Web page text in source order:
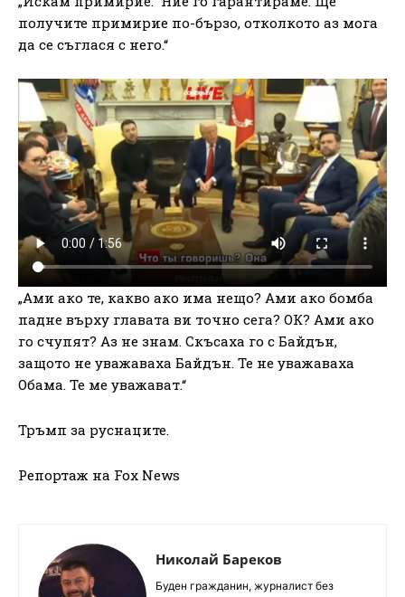
получите примирие по-бързо, отколкото аз мога
да се съглася с него.“
„Ами ако те, какво ако има нещо? Ами ако бомба
падне върху главата ви точно сега? ОК? Ами ако
го счупят? Аз не знам. Скъсаха го с Байдън,
защото не уважаваха Байдън. Те не уважаваха
Обама. Те ме уважават.“
Тръмп за руснаците.
Репортаж на Fox News
Николай Бареков
Буден гражданин, журналист без